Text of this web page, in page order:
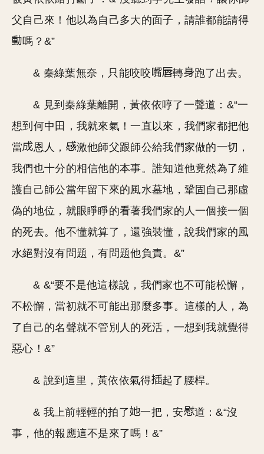
父自己來！他以為自己多大的面子，請誰都能請得
嗎？&”
& 秦綠葉無奈，只能咬咬 轉 跑了出去。
& 見到秦綠葉離開，黃依依哼了一聲道：&“一
想到何中田，我就來氣！一直以來，我們家都把他
當
恩人，
激他師父跟師公給我們家做的一切，
我們也十分的相信他的本事。誰知道他竟然為了維
護自己師公當年留下來的風水墓地，鞏固自己那虛
偽的地位，就眼睜睜的看著我們家的人一個接一個
的死去。他不懂就算了，還強裝懂，說我們家的風
水絕對沒有問題，有問題他負責。&”
& &“要不是他這樣說，我們家也不可能松懈，
不松懈，當初就不可能出那麼多事。這樣的人，為
了自己的名聲就不管別人的死活，一想到我就覺得
惡心！&”
& 說到這里，黃依依氣得 起了腰桿。
& 我上前輕輕的拍了 一把，安
道：&“沒
事，他的報應這不是來了嗎！&”